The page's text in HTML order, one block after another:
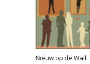
Nieuw op de Wall: